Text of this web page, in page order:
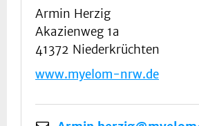
Armin Herzig
Akazienweg 1a
41372 Niederkrüchten
www.myelom-nrw.de